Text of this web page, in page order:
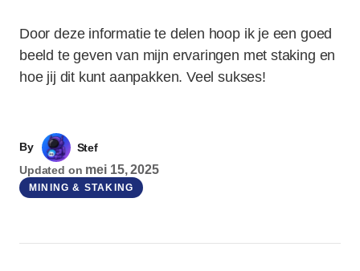
Door deze informatie te delen hoop ik je een goed
beeld te geven van mijn ervaringen met staking en
hoe jij dit kunt aanpakken. Veel sukses!
By
Stef
Updated on mei 15, 2025
MINING & STAKING